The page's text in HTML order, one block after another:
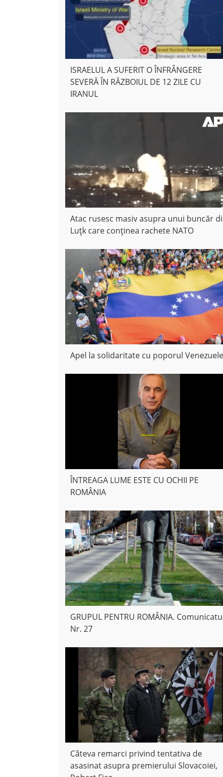
ISRAELUL A SUFERIT O ÎNFRÂNGERE
SEVERĂ ÎN RĂZBOIUL DE 12 ZILE CU
IRANUL
Atac rusesc masiv asupra unui buncăr
Luțk care conținea rachete NATO
Apel la solidaritate cu poporul
ÎNTREAGA LUME ESTE CU OCHII PE
ROMÂNIA
GRUPUL PENTRU ROMÂNIA.
Nr. 27
Câteva remarci privind tentativa de
asasinat asupra premierului Slovacoiei,